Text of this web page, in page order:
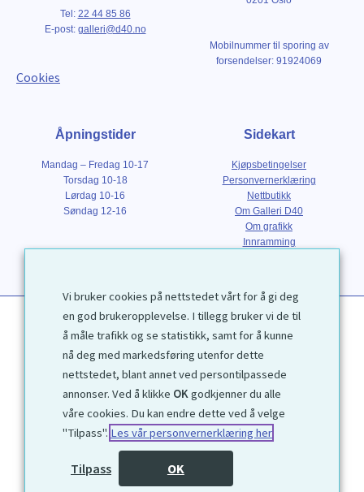
Tel: 22 44 85 86
E-post: galleri@d40.no
Cookies
Mobilnummer til sporing av
forsendelser: 91924069
Åpningstider
Mandag – Fredag 10-17
Torsdag 10-18
Lørdag 10-16
Søndag 12-16
Sidekart
Kjøpsbetingelser
Personvernerklæring
Nettbutikk
Om Galleri D40
Om grafikk
Innramming
1972 © Galleri D40 AS
Utviklet avKjetil Moen Nettservice AS
Vi bruker cookies på nettstedet vårt for å gi deg
en god brukeropplevelse. I tillegg bruker vi de til
å måle trafikk og se statistikk, samt for å kunne
nå deg med markedsføring utenfor dette
nettstedet, blant annet ved persontilpassede
annonser. Ved å klikke OKgodkjenner du alle
våre cookies. Du kan endre dette ved å velge
"Tilpass". Les vår personvernerklæring her
Tilpass OK